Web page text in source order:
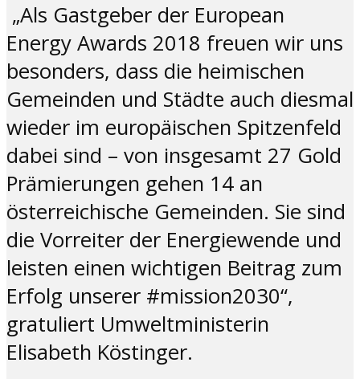
„Als Gastgeber der European
Energy Awards 2018 freuen wir uns
besonders, dass die heimischen
Gemeinden und Städte auch diesmal
wieder im europäischen Spitzenfeld
dabei sind – von insgesamt 27 Gold
Prämierungen gehen 14 an
österreichische Gemeinden. Sie sind
die Vorreiter der Energiewende und
leisten einen wichtigen Beitrag zum
Erfolg unserer #mission2030“,
gratuliert Umweltministerin
Elisabeth Köstinger.